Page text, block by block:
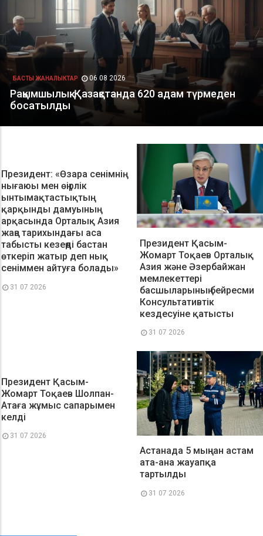
Президент: «Өзара сенімнің
нығаюы мен өңірлік
ынтымақтастықтың
қарқынды дамуының
арқасында Орталық Азия
жаңа тарихындағы аса
табысты кезеңді бастан
өткеріп жатыр деп нық
сеніммен айтуға болады»
31 07 2026
Президент Қасым-
Жомарт Тоқаев Орталық
Азия және Әзербайжан
мемлекеттері
басшыларының бейресми
Консультативтік
кездесуіне қатысты
31 07 2026
Президент Қасым-
Жомарт Тоқаев Шолпан-
Атаға жұмыс сапарымен
келді
31 07 2026
Астанада 5 мыңнан астам
ата-ана жауапқа
тартылды
31 07 2026